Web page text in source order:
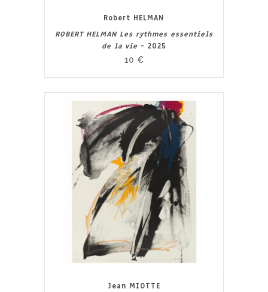
Robert HELMAN
ROBERT HELMAN Les rythmes essentiels
de la vie - 2025
10 €
Jean MIOTTE